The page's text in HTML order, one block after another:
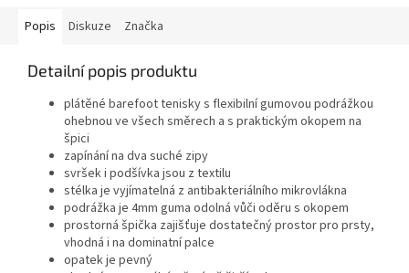
Popis Diskuze Značka
Detailní popis produktu
plátěné barefoot tenisky s flexibilní gumovou podrážkou
ohebnou ve všech směrech a s praktickým okopem na
špici
zapínání na dva suché zipy
svršek i podšívka jsou z textilu
stélka je vyjímatelná z antibakteriálního mikrovlákna
podrážka je 4mm guma odolná vůči oděru s okopem
prostorná špička zajišťuje dostatečný prostor pro prsty,
vhodná i na dominatní palce
opatek je pevný